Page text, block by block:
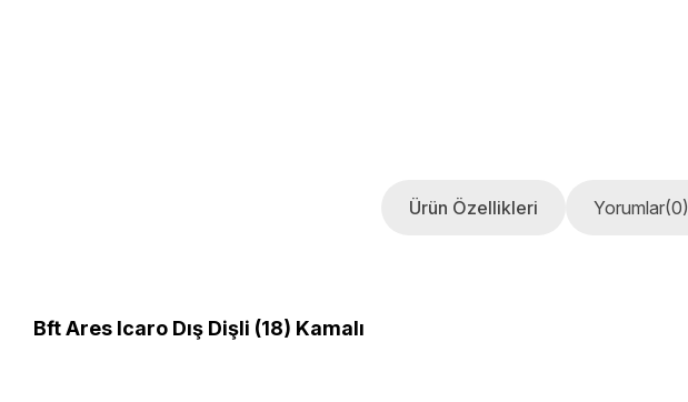
Ürün Özellikleri Yorumlar(0)
Bft Ares Icaro Dış Dişli (18) Kamalı